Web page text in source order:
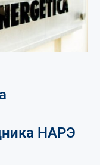
НАРЭ